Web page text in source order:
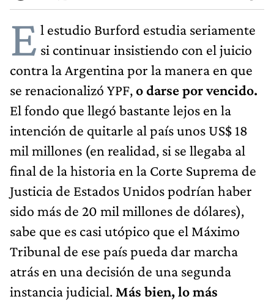
E l estudio Burford estudia seriamente
si continuar insistiendo con el juicio
contra la Argentina por la manera en que
se renacionalizó YPF,o darse por vencido.
El fondo que llegó bastante lejos en la
intención de quitarle al país unos US$ 18
mil millones (en realidad, si se llegaba al
final de la historia en la Corte Suprema de
Justicia de Estados Unidos podrían haber
sido más de 20 mil millones de dólares),
sabe que es casi utópico que el Máximo
Tribunal de ese país pueda dar marcha
atrás en una decisión de una segunda
instancia judicial. Más bien, lo más